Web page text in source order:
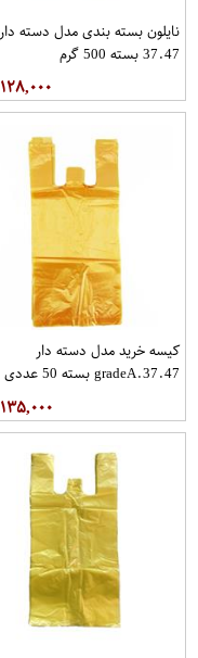
نایلون بسته بندی مدل دسته دار
37.47 بسته 500 گرم
۱۲۸,۰۰۰
کیسه خرید مدل دسته دار
gradeA.37.47 بسته 50 عددی
۱۳۵,۰۰۰